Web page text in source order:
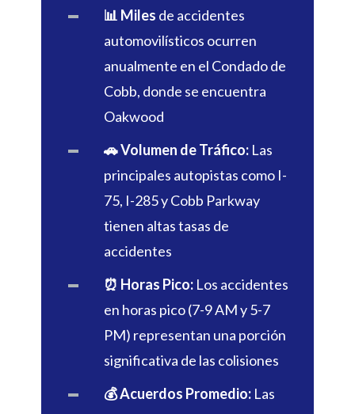
📊 Miles de accidentes
automovilísticos ocurren
anualmente en el Condado de
Cobb, donde se encuentra
Oakwood
🚗 Volumen de Tráfico: Las
principales autopistas como I-
75, I-285 y Cobb Parkway
tienen altas tasas de
accidentes
⏰ Horas Pico: Los accidentes
en horas pico (7-9 AM y 5-7
PM) representan una porción
significativa de las colisiones
💰 Acuerdos Promedio: Las